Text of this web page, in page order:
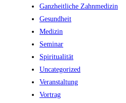
Ganzheitliche Zahnmedizin
Gesundheit
Medizin
Seminar
Spiritualität
Uncategorized
Veranstaltung
Vortrag